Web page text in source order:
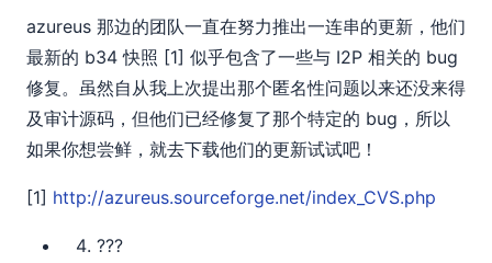
azureus 那边的团队一直在努力推出一连串的更新，他们
最新的 b34 快照 [1] 似乎包含了一些与 I2P 相关的 bug
修复。虽然自从我上次提出那个匿名性问题以来还没来得
及审计源码，但他们已经修复了那个特定的 bug，所以
如果你想尝鲜，就去下载他们的更新试试吧！
[1] http://azureus.sourceforge.net/index_CVS.php
???